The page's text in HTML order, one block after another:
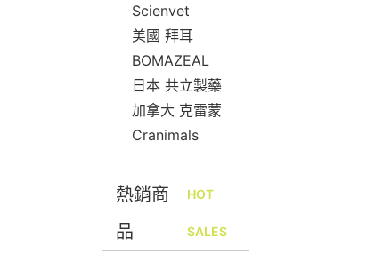
Scienvet
美國 拜耳
BOMAZEAL
日本 共立製藥
加拿大 克雷蒙
Cranimals
熱銷商
品
HOT
SALES